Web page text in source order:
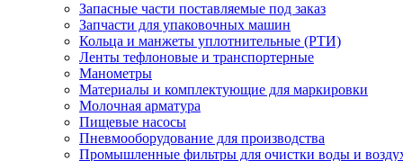
Запасные части поставляемые под заказ
Запчасти для упаковочных машин
Кольца и манжеты уплотнительные (РТИ)
Ленты тефлоновые и транспортерные
Манометры
Материалы и комплектующие для маркировки
Молочная арматура
Пищевые насосы
Пневмооборудование для производства
Промышленные фильтры для очистки воды и